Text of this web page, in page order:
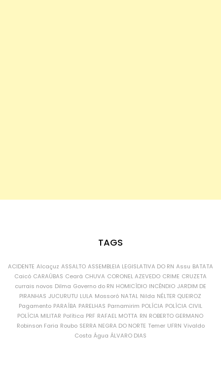
TAGS
ACIDENTE Alcaçuz ASSALTO ASSEMBLEIA LEGISLATIVA DO RN Assu BATATA
Caicó CARAÚBAS Ceará CHUVA CORONEL AZEVEDO CRIME CRUZETA
currais novos Dilma Governo do RN HOMICÍDIO INCÊNDIO JARDIM DE
PIRANHAS JUCURUTU LULA Mossoró NATAL Nilda NÉLTER QUEIROZ
Pagamento PARAÍBA PARELHAS Parnamirim POLÍCIA POLÍCIA CIVIL
POLÍCIA MILITAR Política PRF RAFAEL MOTTA RN ROBERTO GERMANO
Robinson Faria Roubo SERRA NEGRA DO NORTE Temer UFRN Vivaldo
Costa Água ÁLVARO DIAS